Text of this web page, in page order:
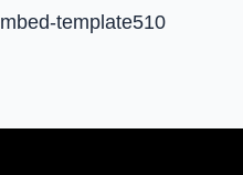
template510